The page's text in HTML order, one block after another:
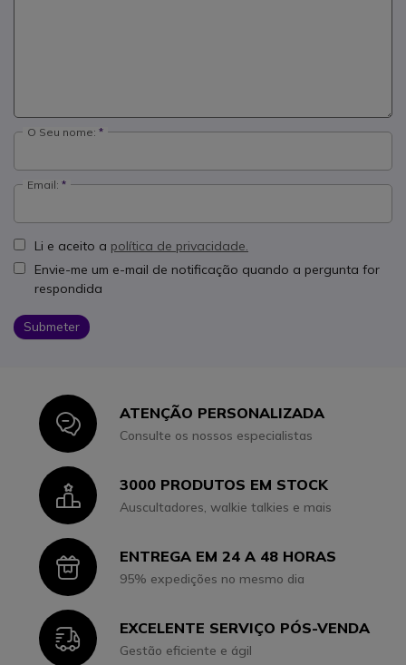
O Seu nome:
Email:
Li e aceito a política de privacidade.
Envie-me um e-mail de notificação quando a pergunta for
respondida
Submeter
IconATENÇÃO PERSONALIZADA
Consulte os nossos especialistas
Icon3000 PRODUTOS EM STOCK
Auscultadores, walkie talkies e mais
IconENTREGA EM 24 A 48 HORAS
95% expedições no mesmo dia
IconEXCELENTE SERVIÇO PÓS-VENDA
Gestão eficiente e ágil